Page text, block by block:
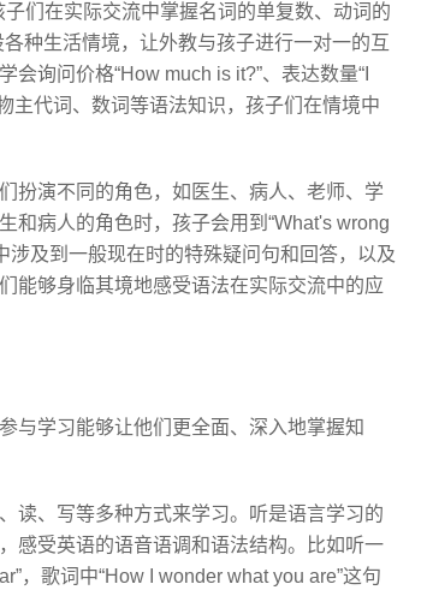
们在实际交流中掌握名词的单复数、动词的
种生活情境，让外教与孩子进行一对一的互
询问价格“How much is it?”、表达数量“I
主代词、数词等语法知识，孩子们在情境中
扮演不同的角色，如医生、病人、老师、学
和病人的角色时，孩子会用到“What's wrong
涉及到一般现在时的特殊疑问句和回答，以及
能够身临其境地感受语法在实际交流中的应
与学习能够让他们更全面、深入地掌握知
读、写等多种方式来学习。听是语言学习的
感受英语的语音语调和语法结构。比如听一
，歌词中“How I wonder what you are”这句